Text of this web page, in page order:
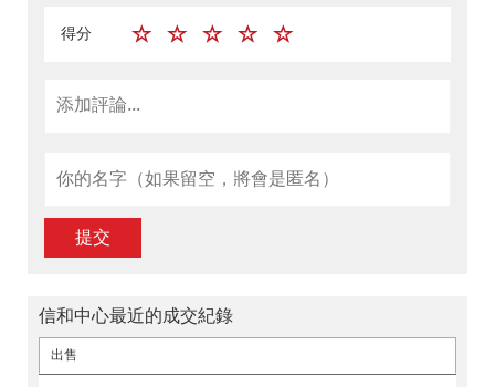
得分
提交
信和中心最近的成交紀錄
出售